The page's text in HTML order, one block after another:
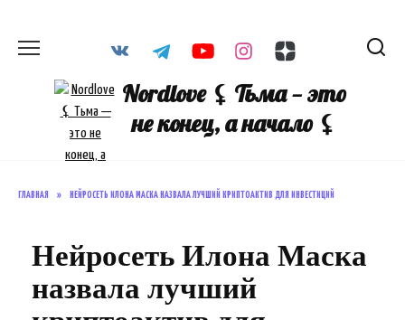
содержанию
Nordlove ⚸ Тьма — это
не конец, а начало ⚸
ГЛАВНАЯ » НЕЙРОСЕТЬ ИЛОНА МАСКА НАЗВАЛА ЛУЧШИЙ КРИПТОАКТИВ ДЛЯ ИНВЕСТИЦИЙ
Нейросеть Илона Маска
назвала лучший